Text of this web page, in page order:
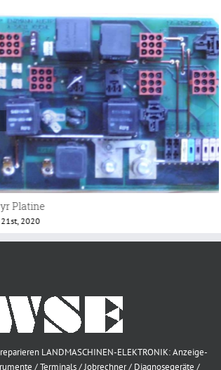
Platine
21st, 2020
LANDMASCHINEN-ELEKTRONIK: Anzeige-
/ Terminals / Jobrechner / Diagnosegeräte /